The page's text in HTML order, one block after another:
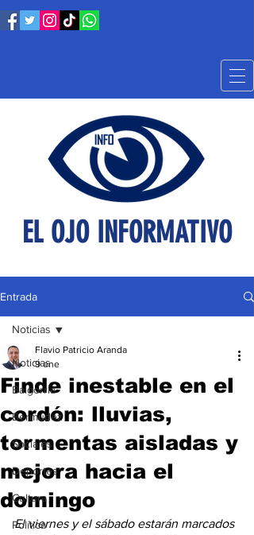
EL OJO INFORMATIVO
Entrada
Noticias
Baigorria
Bermúdez
Sociales
Deportes
Cultura
Política
Noticias
Finde inestable en el
cordón: lluvias,
tormentas aisladas y
mejora hacia el
domingo
Flavio Patricio Aranda
9 ene
El viernes y el sábado estarán marcados